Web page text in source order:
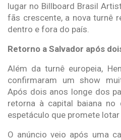
lugar no Billboard Brasil
fãs crescente, a nova turnê
dentro e fora do país.
Retorno a Salvador após
Além da turnê europeia,
confirmaram um show
Após dois anos longe dos
retorna à capital baiana
espetáculo que promete lotar
O anúncio veio após uma